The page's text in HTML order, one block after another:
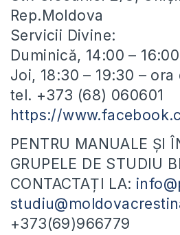
Rep.Moldova
Servicii Divine:
Duminică, 14:00 – 16:00
Joi, 18:30 – 19:30 –
tel. +373 (68) 060601
https://
PENTRU MANUALE ȘI
GRUPELE DE STUDIU
CONTACTAȚI LA:
+373(69)966779